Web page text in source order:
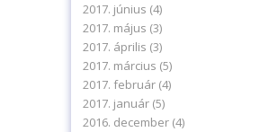
2017. június (4)
2017. május (3)
2017. április (3)
2017. március (5)
2017. február(4)
2017. január(5)
2016. december(4)